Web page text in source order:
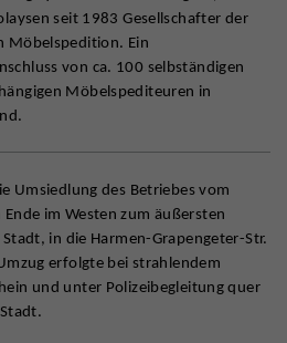
seit 1983 Gesellschafter der
Möbelspedition. Ein
von ca. 100 selbständigen
Möbelspediteuren in
Umsiedlung des Betriebes vom
im Westen zum äußersten
in die Harmen-Grapengeter-Str.
erfolgte bei strahlendem
und unter Polizeibegleitung quer